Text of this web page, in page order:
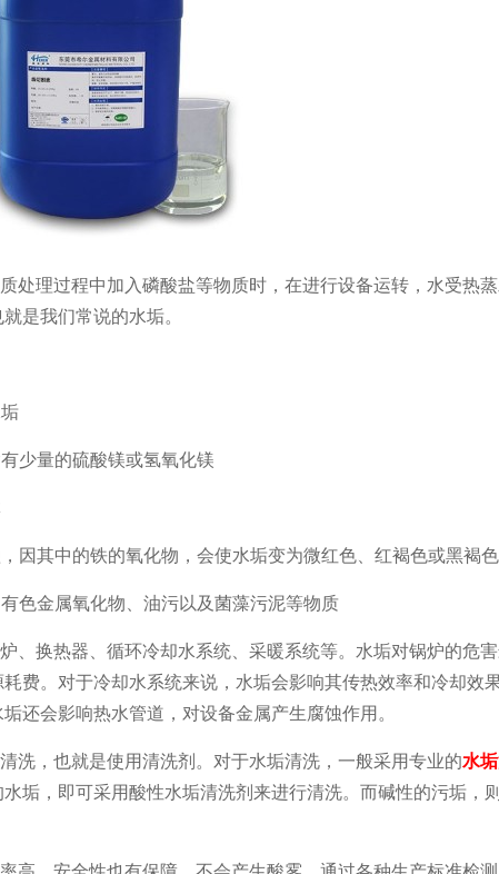
处理过程中加入磷酸盐等物质时，在进行设备运转，水受热
是我们常说的水垢。
少量的硫酸镁或氢氧化镁
因其中的铁的氧化物，会使水垢变为微红色、红褐色或黑褐色
色金属氧化物、油污以及菌藻污泥等物质
、换热器、循环冷却水系统、采暖系统等。水垢对锅炉的危
费。对于冷却水系统来说，水垢会影响其传热效率和冷却效
还会影响热水管道，对设备金属产生腐蚀作用。
洗，也就是使用清洗剂。对于水垢清洗，一般采用专业的水
垢，即可采用酸性水垢清洗剂来进行清洗。而碱性的污垢，